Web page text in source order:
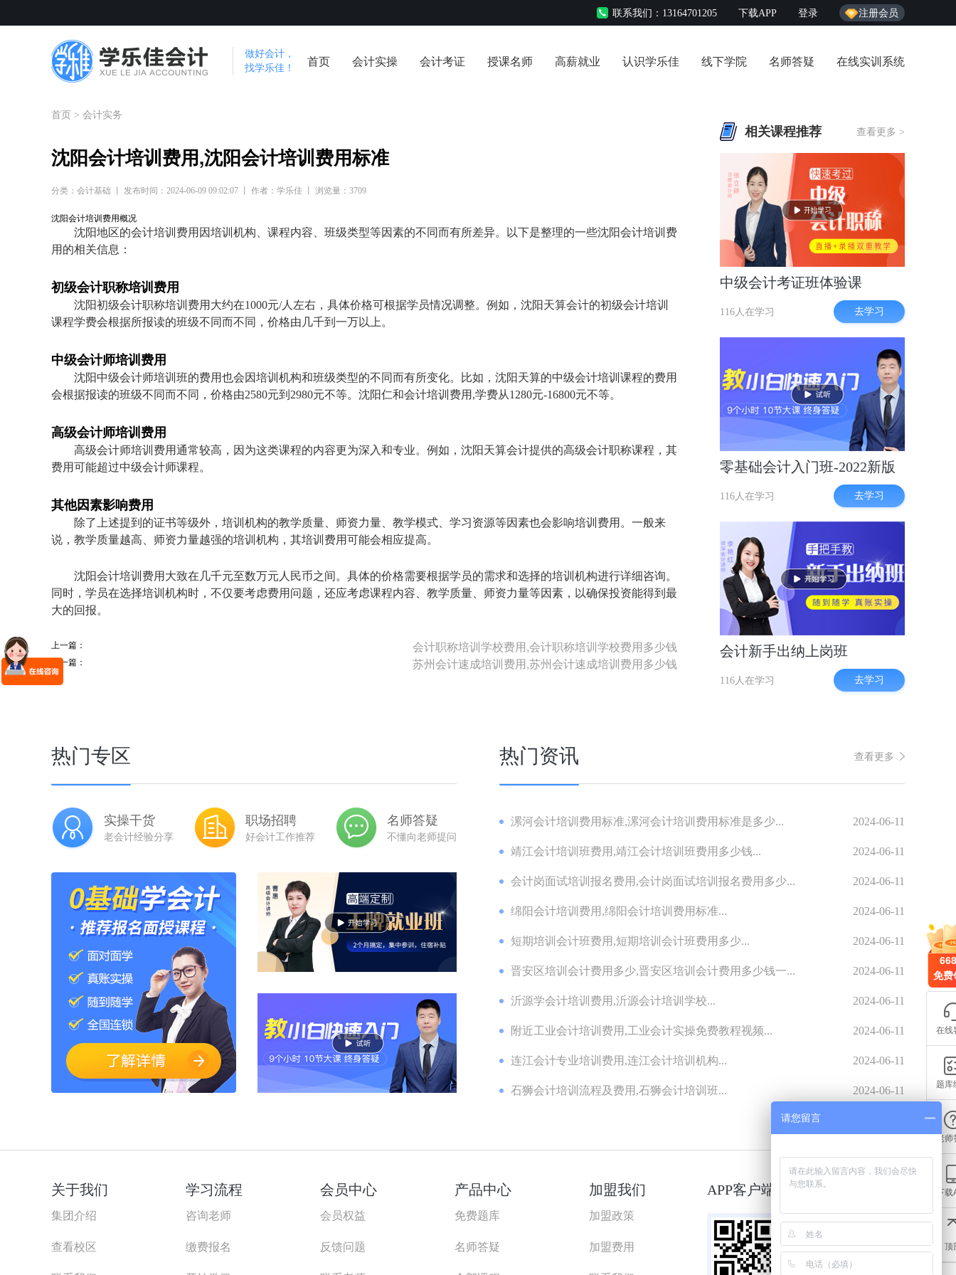
免费
在线
题库
老师
下
顶
联系我们：13164701205 下载APP 登录 注册会员
做好会计，
找学乐佳！
首页 会计实操 会计考证 授课名师 高薪就业 认识学乐佳 线下学院 名师答疑 在线实训系统
首页 > 会计实务
沈阳会计培训费用,沈阳会计培训费用标准
分类：会计基础 丨 发布时间：2024-06-09 09:02:07 丨 作者：学乐佳 丨 浏览量：3709
沈阳会计培训费用概况
沈阳地区的会计培训费用因培训机构、课程内容、班级类型等因素的不同而有所差异。以下是整理的一些沈阳会计培训费
用的相关信息：
初级会计职称培训费用
沈阳初级会计职称培训费用大约在1000元/人左右，具体价格可根据学员情况调整。例如，沈阳天算会计的初级会计培训
课程学费会根据所报读的班级不同而不同，价格由几千到一万以上。
中级会计师培训费用
沈阳中级会计师培训班的费用也会因培训机构和班级类型的不同而有所变化。比如，沈阳天算的中级会计培训课程的费用
会根据报读的班级不同而不同，价格由2580元到2980元不等。沈阳仁和会计培训费用,学费从1280元-16800元不等。
高级会计师培训费用
高级会计师培训费用通常较高，因为这类课程的内容更为深入和专业。例如，沈阳天算会计提供的高级会计职称课程，其
费用可能超过中级会计师课程。
其他因素影响费用
除了上述提到的证书等级外，培训机构的教学质量、师资力量、教学模式、学习资源等因素也会影响培训费用。一般来
说，教学质量越高、师资力量越强的培训机构，其培训费用可能会相应提高。
沈阳会计培训费用大致在几千元至数万元人民币之间。具体的价格需要根据学员的需求和选择的培训机构进行详细咨询。
同时，学员在选择培训机构时，不仅要考虑费用问题，还应考虑课程内容、教学质量、师资力量等因素，以确保投资能得到最
大的回报。
上一篇： 会计职称培训学校费用,会计职称培训学校费用多少钱
下一篇： 苏州会计速成培训费用,苏州会计速成培训费用多少钱
相关课程推荐 查看更多 >
中级会计考证班体验课
116人在学习 去学习
零基础会计入门班-2022新版
116人在学习 去学习
会计新手出纳上岗班
116人在学习 去学习
热门专区
实操干货
老会计经验分享
职场招聘
好会计工作推荐
名师答疑
不懂向老师提问
热门资讯 查看更多
漯河会计培训费用标准,漯河会计培训费用标准是多少... 2024-06-11
靖江会计培训班费用,靖江会计培训班费用多少钱... 2024-06-11
会计岗面试培训报名费用,会计岗面试培训报名费用多少... 2024-06-11
绵阳会计培训费用,绵阳会计培训费用标准... 2024-06-11
短期培训会计班费用,短期培训会计班费用多少... 2024-06-11
晋安区培训会计费用多少,晋安区培训会计费用多少钱一... 2024-06-11
沂源学会计培训费用,沂源会计培训学校... 2024-06-11
附近工业会计培训费用,工业会计实操免费教程视频... 2024-06-11
连江会计专业培训费用,连江会计培训机构... 2024-06-11
石狮会计培训流程及费用,石狮会计培训班... 2024-06-11
关于我们
集团介绍
查看校区
学习流程
咨询老师
缴费报名
会员中心
会员权益
反馈问题
产品中心
免费题库
名师答疑
加盟我们
加盟政策
加盟费用
APP客户端
请您留言